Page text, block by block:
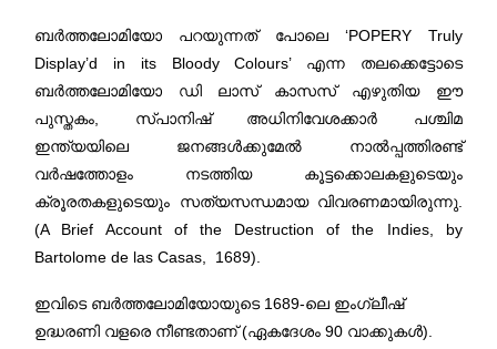
ബര്‍ത്തലോമിയോ പറയുന്നത് പോലെ ‘POPERY Truly
Display’d in its Bloody Colours’ എന്ന തലക്കെട്ടോടെ
ബർത്തലോമിയോ ഡി ലാസ് കാസസ് എഴുതിയ ഈ
പുസ്തകം, സ്പാനിഷ് അധിനിവേശക്കാർ പശ്ചിമ
ഇന്ത്യയിലെ ജനങ്ങൾക്കുമേൽ നാൽപ്പത്തിരണ്ട്
വർഷത്തോളം നടത്തിയ കൂട്ടക്കൊലകളുടെയും
ക്രൂരതകളുടെയും സത്യസന്ധമായ വിവരണമായിരുന്നു.
(A Brief Account of the Destruction of the Indies, by
Bartolome de las Casas, 1689).
ഇവിടെ ബര്‍ത്തലോമിയോയുടെ 1689-ലെ ഇംഗ്ലീഷ്
ഉദ്ധരണി വളരെ നീണ്ടതാണ് (ഏകദേശം 90 വാക്കുകള്‍).